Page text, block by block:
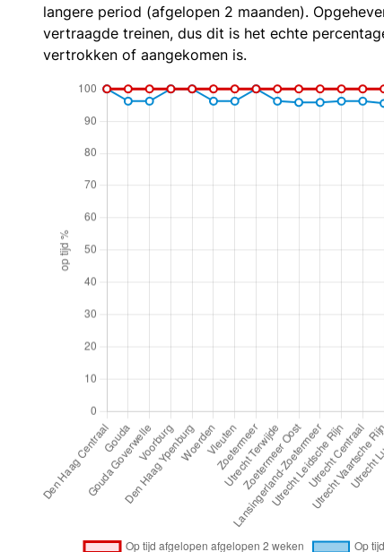
langere period (afgelopen 2 maanden).
vertraagde treinen, dus dit is het echte
vertrokken of aangekomen is.